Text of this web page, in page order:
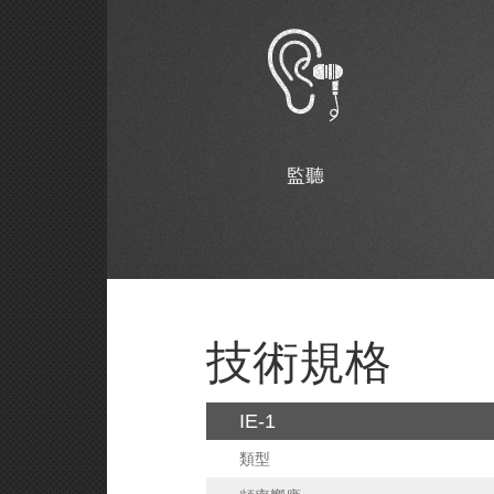
監聽
技術規格
IE-1
類型